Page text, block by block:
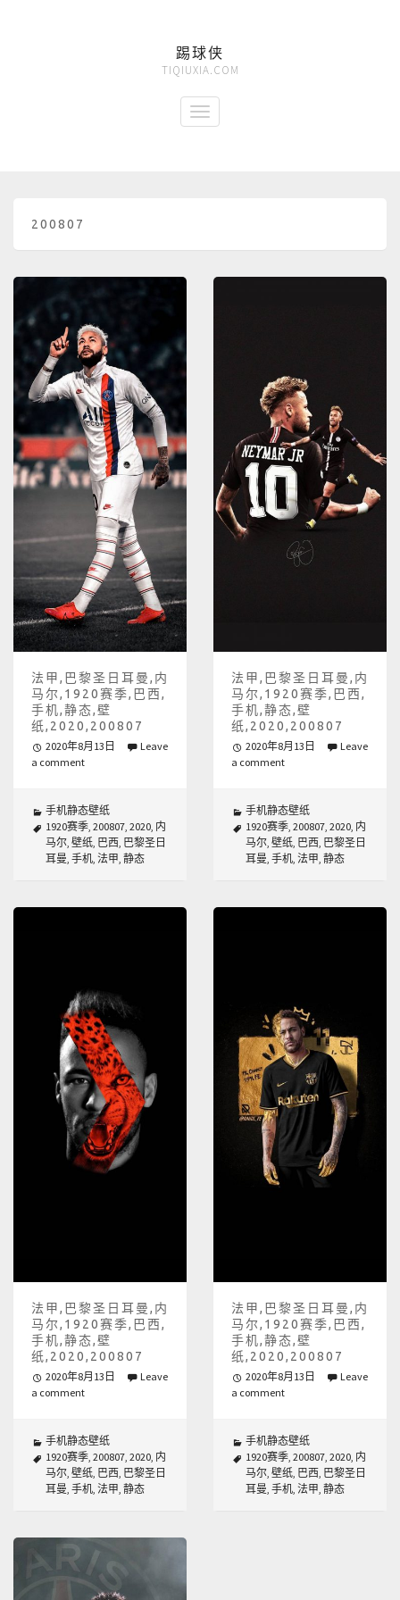
踢球侠
TIQIUXIA.COM
200807
法甲,巴黎圣日耳曼,内
马尔,1920赛季,巴西,
手机,静态,壁
纸,2020,200807
2020年8月13日
Leave
a comment
手机静态壁纸
1920赛季, 200807, 2020, 内
马尔, 壁纸, 巴西, 巴黎圣日
耳曼, 手机, 法甲, 静态
法甲,巴黎圣日耳曼,内
马尔,1920赛季,巴西,
手机,静态,壁
纸,2020,200807
2020年8月13日
Leave
a comment
手机静态壁纸
1920赛季, 200807, 2020, 内
马尔, 壁纸, 巴西, 巴黎圣日
耳曼, 手机, 法甲, 静态
法甲,巴黎圣日耳曼,内
马尔,1920赛季,巴西,
手机,静态,壁
纸,2020,200807
2020年8月13日
Leave
a comment
手机静态壁纸
1920赛季, 200807, 2020, 内
马尔, 壁纸, 巴西, 巴黎圣日
耳曼, 手机, 法甲, 静态
法甲,巴黎圣日耳曼,内
马尔,1920赛季,巴西,
手机,静态,壁
纸,2020,200807
2020年8月13日
Leave
a comment
手机静态壁纸
1920赛季, 200807, 2020, 内
马尔, 壁纸, 巴西, 巴黎圣日
耳曼, 手机, 法甲, 静态